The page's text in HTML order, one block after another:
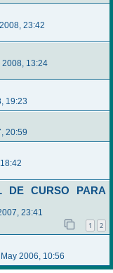
23:42
2008, 13:24
19:23
20:59
DE CURSO PARA
23:41
1 2
2006, 10:56